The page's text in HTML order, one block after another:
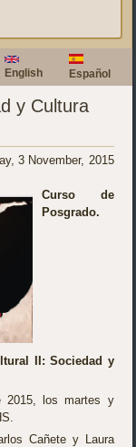
Español
English
y Cultura
3 November, 2015
Curso de
Posgrado.
II: Sociedad y
2015, los martes y
Cañete y Laura